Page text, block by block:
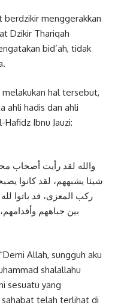
berdzikir menggerakkan
Dzikir Thariqah
bid’ah, tidak
hal tersebut,
ahli hadis dan ahli
Ibnu Jauzi:
ﻭاﻟﻠﻪ ﻟﻘﺪ ﺭﺃﻳﺖ ﺃﺻﺤﺎﺏ
ﺷﻴﺌﺎ ﻳﺸﺒﻬﻬﻢ، ﻟﻘﺪ ﻛﺎﻧﻮا
ﺭﻛﺐ اﻟﻤﻌﺰﻯ، ﻗﺪ ﺑﺎﺗﻮا
ﺑﻴﻦ ﺟﺒﺎﻫﻬﻢ
Allah, sungguh aku
shalallahu
sesuatu yang
telah terlihat di